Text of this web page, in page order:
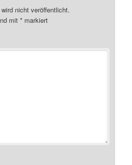
nicht veröffentlicht.
mit* markiert